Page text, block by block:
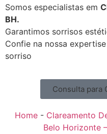
Somos especialistas em
BH.
Garantimos sorrisos
Confie na nossa
sorriso
Consulta para
Home - Clareamento
Belo Horizonte